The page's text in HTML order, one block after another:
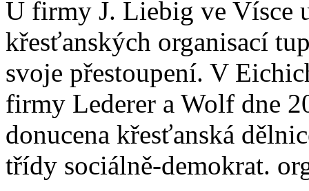
U firmy J. Liebig ve Vísce
křesťanských organisací
svoje přestoupení. V
firmy Lederer a Wolf dne
donucena křesťanská
třídy sociálně-demokrat.